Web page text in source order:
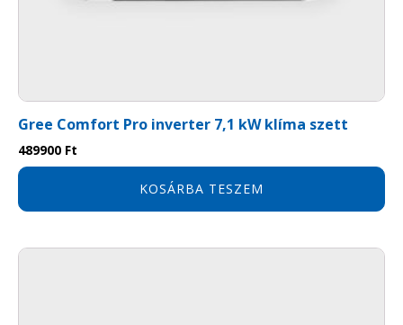
Gree Comfort Pro inverter 7,1 kW klíma szett
489900 Ft
KOSÁRBA TESZEM